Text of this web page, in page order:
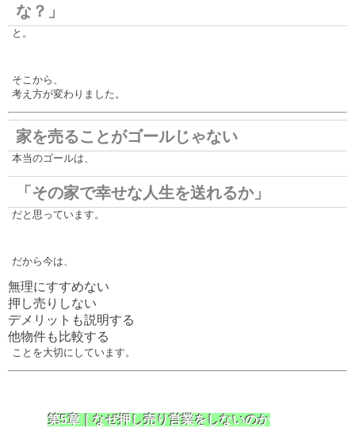
な？」
と。
そこから、
考え方が変わりました。
家を売ることがゴールじゃない
本当のゴールは、
「その家で幸せな人生を送れるか」
だと思っています。
だから今は、
無理にすすめない
押し売りしない
デメリットも説明する
他物件も比較する
ことを大切にしています。
第5章｜なぜ押し売り営業をしないのか